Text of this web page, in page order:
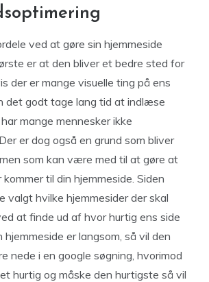
ved at gøre sin hjemmeside
er at den bliver et bedre sted for
der er mange visuelle ting på ens
det godt tage lang tid at indlæse
mange mennesker ikke
er dog også en grund som bliver
som kan være med til at gøre at
til din hjemmeside. Siden
valgt hvilke hjemmesider der skal
at finde ud af hvor hurtig ens side
hjemmeside er langsom, så vil den
nede i en google søgning, hvorimod
hurtig og måske den hurtigste så vil